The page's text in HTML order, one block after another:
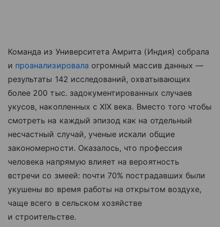
Команда из Университета Амрита (Индия) собрала
и проанализировала огромный массив данных —
результаты 142 исследований, охватывающих
более 200 тыс. задокументированных случаев
укусов, накопленных с XIX века. Вместо того чтобы
смотреть на каждый эпизод как на отдельный
несчастный случай, ученые искали общие
закономерности. Оказалось, что профессия
человека напрямую влияет на вероятность
встречи со змеей: почти 70% пострадавших были
укушены во время работы на открытом воздухе,
чаще всего в сельском хозяйстве
и строительстве.